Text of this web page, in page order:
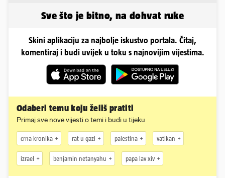
Sve što je bitno, na dohvat ruke
Skini aplikaciju za najbolje iskustvo portala. Čitaj,
komentiraj i budi uvijek u toku s najnovijim vijestima.
Odaberi temu koju želiš pratiti
Primaj sve nove vijesti o temi i budi u tijeku
crna kronika rat u gazi palestina vatikan
izrael benjamin netanyahu papa lav xiv